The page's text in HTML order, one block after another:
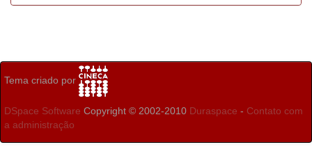
Tema criado por
DSpace Software Copyright © 2002-2010 Duraspace - Contato com
a administração